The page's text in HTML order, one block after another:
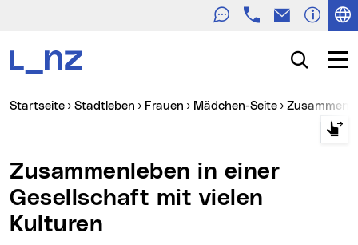
TelefonE-Mail
Suche
Sie sind hier:
Startseite Stadtleben Frauen Mädchen-Seite
Zusammenleben in einer
Gesellschaft mit vielen
Kulturen